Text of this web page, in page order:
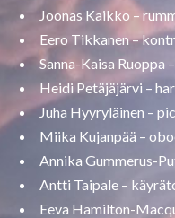
Joonas Kaikko –
Eero Tikkanen –
Sanna-Kaisa Ruoppa
Heidi Petäjäjärvi –
Juha Hyyryläinen –
Miika Kujanpää –
Annika Gummerus-
Antti Taipale –
Eeva Hamilton-